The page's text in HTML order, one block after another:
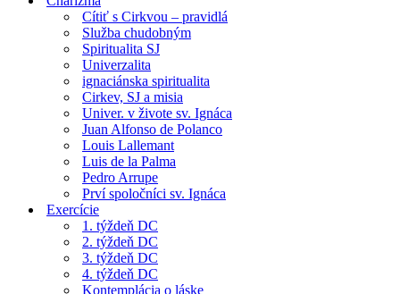
Cítiť s Cirkvou – pravidlá
Služba chudobným
Spiritualita SJ
Univerzalita
ignaciánska spiritualita
Cirkev, SJ a misia
Univer. v živote sv. Ignáca
Juan Alfonso de Polanco
Louis Lallemant
Luis de la Palma
Pedro Arrupe
Prví spoločníci sv. Ignáca
Exercície
1. týždeň DC
2. týždeň DC
3. týždeň DC
4. týždeň DC
Kontemplácia o láske